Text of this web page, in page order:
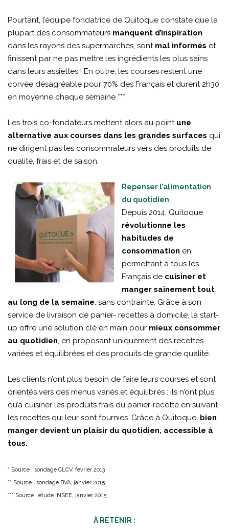
Pourtant, l’équipe fondatrice de Quitoque constate que la
plupart des consommateurs manquent d’inspiration
dans les rayons des supermarchés, sont mal informés et
finissent par ne pas mettre les ingrédients les plus sains
dans leurs assiettes ! En outre, les courses restent une
corvée désagréable pour 70% des Français et durent 2h30
en moyenne chaque semaine ***.
Les trois co-fondateurs mettent alors au point une
alternative aux courses dans les grandes surfaces qui
ne dirigent pas les consommateurs vers des produits de
qualité, frais et de saison.
Repenser l’alimentation
du quotidien
Depuis 2014, Quitoque
révolutionne les
habitudes de
consommation en
permettant à tous les
Français de cuisiner et
manger sainement tout
au long de la semaine, sans contrainte. Grâce à son
service de livraison de panier- recettes à domicile, la start-
up offre une solution clé en main pour mieux consommer
au quotidien, en proposant uniquement des recettes
variées et équilibrées et des produits de grande qualité.
Les clients n’ont plus besoin de faire leurs courses et sont
orientés vers des menus variés et équilibrés : ils n’ont plus
qu’à cuisiner les produits frais du panier-recette en suivant
les recettes qui leur sont fournies. Grâce à Quitoque, bien
manger devient un plaisir du quotidien, accessible à
tous.
* Source : sondage CLCV, février 2013
** Source : sondage BVA, janvier 2015
*** Source : étude INSEE, janvier 2015
À RETENIR :